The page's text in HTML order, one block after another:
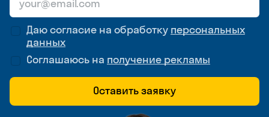
Даю согласие на обработку персональных
данных
Соглашаюсь на получение рекламы
Оставить заявку